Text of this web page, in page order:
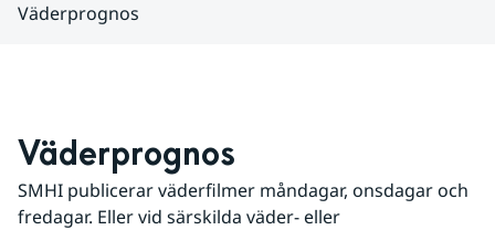
Väderprognos
Väderprognos
SMHI publicerar väderfilmer måndagar, onsdagar och
fredagar. Eller vid särskilda väder- eller